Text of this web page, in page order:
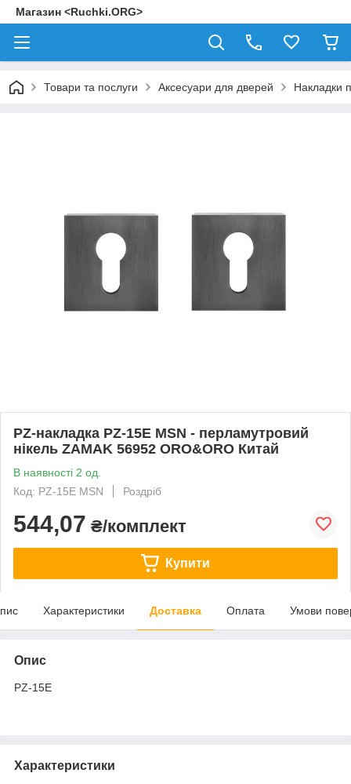
Магазин <Ruchki.ORG>
Товари та послуги Аксесуари для дверей Накладки
PZ-накладка PZ-15E MSN - перламутровий
нікель ZAMAK 56952 ORO&ORO Китай
В наявності 2 од.
Код: PZ-15E MSN
Роздріб
544,07 ₴/комплект
Купити
Характеристики Доставка Оплата Умови
Опис
PZ-15E
Характеристики